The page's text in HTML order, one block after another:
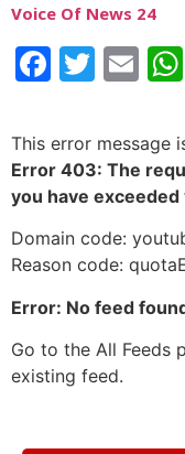
Voice Of News 24
This error message
Error 403: The
you have exceeded
Domain code:
Reason code:
Error: No feed
Go to the All Feeds
existing feed.